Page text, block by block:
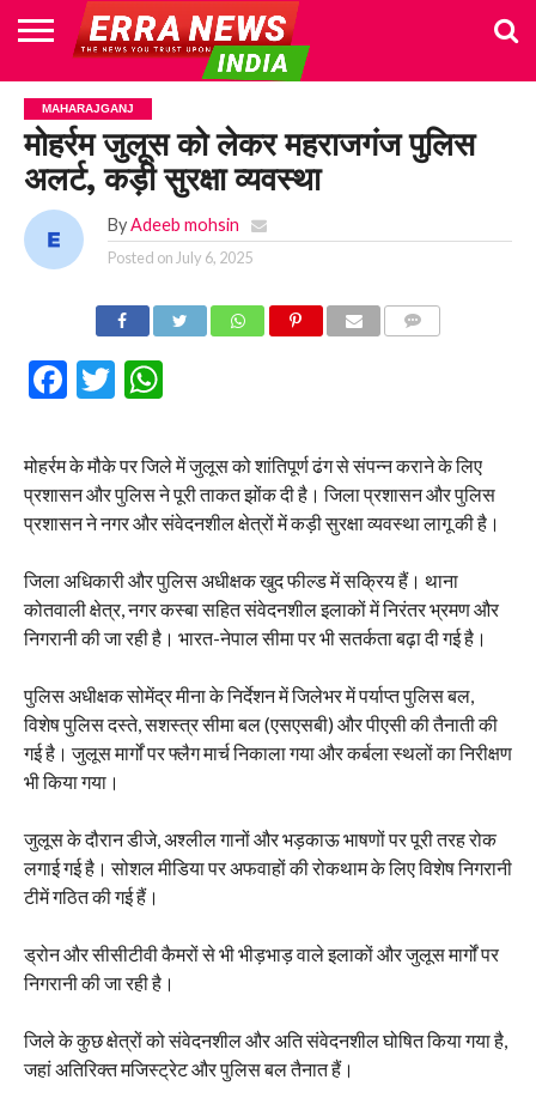
HOME
POLITICS
NEWS
BUSINESS
CULTURE
NATIONAL
SPORTS
LIFESTYLE
TRAVEL
OPINION
BREAKING
NEWS
ENTERTAINMENT
WORLD
CRIME
JOIN
US
MAHARAJGANJ
मोहर्रम जुलूस को लेकर महराजगंज पुलिस
अलर्ट, कड़ी सुरक्षा व्यवस्था
By Adeeb mohsin
Posted on July 6, 2025
Facebook
Twitter
WhatsApp
मोहर्रम के मौके पर जिले में जुलूस को शांतिपूर्ण ढंग से संपन्न कराने के लिए
प्रशासन और पुलिस ने पूरी ताकत झोंक दी है। जिला प्रशासन और पुलिस
प्रशासन ने नगर और संवेदनशील क्षेत्रों में कड़ी सुरक्षा व्यवस्था लागू की है।
जिला अधिकारी और पुलिस अधीक्षक खुद फील्ड में सक्रिय हैं। थाना
कोतवाली क्षेत्र, नगर कस्बा सहित संवेदनशील इलाकों में निरंतर भ्रमण और
निगरानी की जा रही है। भारत-नेपाल सीमा पर भी सतर्कता बढ़ा दी गई है।
पुलिस अधीक्षक सोमेंद्र मीना के निर्देशन में जिलेभर में पर्याप्त पुलिस बल,
विशेष पुलिस दस्ते, सशस्त्र सीमा बल (एसएसबी) और पीएसी की तैनाती की
गई है। जुलूस मार्गों पर फ्लैग मार्च निकाला गया और कर्बला स्थलों का निरीक्षण
भी किया गया।
जुलूस के दौरान डीजे, अश्लील गानों और भड़काऊ भाषणों पर पूरी तरह रोक
लगाई गई है। सोशल मीडिया पर अफवाहों की रोकथाम के लिए विशेष निगरानी
टीमें गठित की गई हैं।
ड्रोन और सीसीटीवी कैमरों से भी भीड़भाड़ वाले इलाकों और जुलूस मार्गों पर
निगरानी की जा रही है।
जिले के कुछ क्षेत्रों को संवेदनशील और अति संवेदनशील घोषित किया गया है,
जहां अतिरिक्त मजिस्ट्रेट और पुलिस बल तैनात हैं।